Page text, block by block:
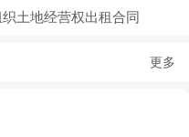
土地经营权出租合同
意事项详解 更多